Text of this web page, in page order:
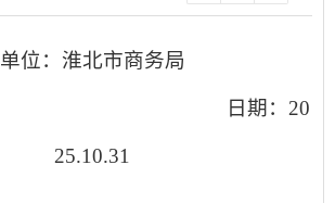
单位： 淮北市商务局
日期： 20
25.10.31